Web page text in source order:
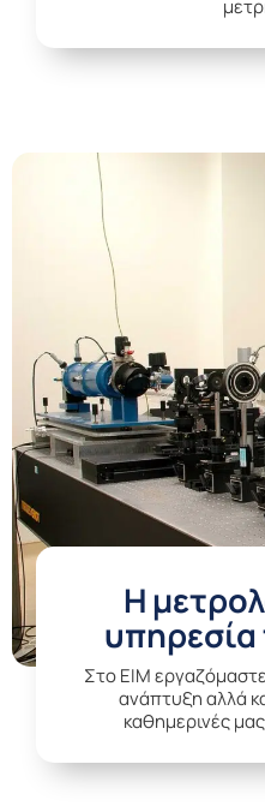
Η
υπηρεσία
Στο EIM
ανάπτυξη αλλά
καθημερινές